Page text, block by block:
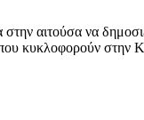
αιτούσα να
κυκλοφορούν στην